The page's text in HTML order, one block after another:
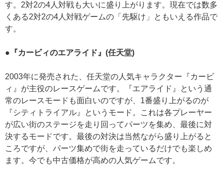
す。2対2の4人対戦も大いに盛り上がります。現在では数多
くある2対2の4人対戦ゲームの「先駆け」ともいえる作品で
す。
●『カービィのエアライド』(任天堂)
2003年に発売された、任天堂の人気キャラクター『カービ
ィ』が主役のレースゲームです。『エアライド』という通
常のレースモードも面白いのですが、1番盛り上がるのが
『シティトライアル』というモード。これは各プレーヤー
が広い街のステージを走り回ってパーツを集め、最後に対
決するモードです。最後の対決は当然ながら盛り上がると
ころですが、パーツ集めで街を走っているだけでも楽しめ
ます。今でも中古価格が高めの人気ゲームです。